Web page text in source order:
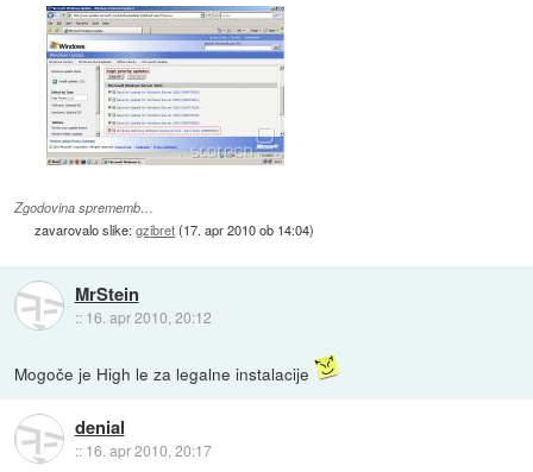
Zgodovina sprememb…
zavarovalo slike:gzibret(17. apr 2010 ob 14:04)
MrStein
:: 16. apr 2010, 20:12
Mogoče je High le za legalne instalacije
denial
:: 16. apr 2010, 20:17